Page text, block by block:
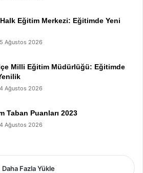
Eğitim Merkezi: Eğitimde Yeni
5 Ağustos 2026
Milli Eğitim Müdürlüğü: Eğitimde
4 Ağustos 2026
Taban Puanları 2023
4 Ağustos 2026
Daha Fazla Yükle